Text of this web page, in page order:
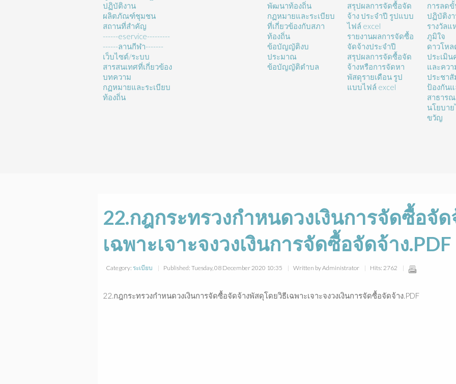
ปฏิบัติงาน
ผลิตภัณฑ์ชุมชน
สถานที่สำคัญ
------eservice---------
------ลานกีฬา-------
เว็บไซต์/ระบบ
สารสนเทศที่เกี่ยวข้อง
บทความ
กฏหมายและระเบียบ
ท้องถิ่น
พัฒนาท้องถิ่น
กฏหมายและระเบียบ
ที่เกี่ยวข้องกับสภา
ท้องถิ่น
ข้อบัญญัติงบ
ประมาณ
ข้อบัญญัติตำบล
สรุปผลการจัดซื้อจัด
จ้าง ประจำปี รูปแบบ
ไฟล์ excel
รายงานผลการจัดซื้อ
จัดจ้างประจำปี
สรุปผลการจัดซื้อจัด
จ้างหรือการจัดหา
พัสดุรายเดือน รูป
แบบไฟล์ excel
การลด
ปฏิบัติง
รางวัลแ
ภูมิใจ
ดาวโห
ประเมิ
และควา
ประชา
ป้องกันแ
สาธาร
นโยบา
ขวัญ
22.กฎกระทรวงกำหนดวงเงินการจัดซื้อจั
เฉพาะเจาะจงวงเงินการจัดซื้อจัดจ้าง.PDF
Category: ระเบียบ Published: Tuesday, 08 December 2020 10:35 Written by Administrator Hits: 2762
22.กฎกระทรวงกำหนดวงเงินการจัดซื้อจัดจ้างพัสดุโดยวิธีเฉพาะเจาะจงวงเงินการจัดซื้อจัดจ้าง.PDF